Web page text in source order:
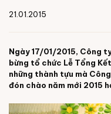
21.01.2015
Ngày 17/01/2015, Công
bừng tổ chức Lễ Tổng
những thành tựu mà
đón chào năm mới 2015